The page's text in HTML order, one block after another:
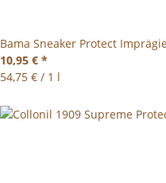
Bama Sneaker Protect
10,95 € *
54,75 € / 1 l